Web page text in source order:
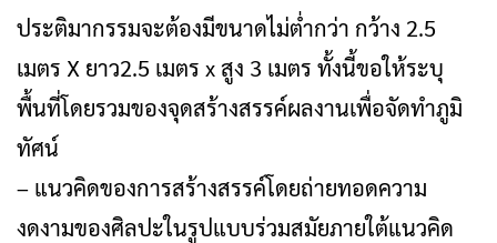
ประติมากรรมจะต้องมีขนาดไม่ต่ำกว่า กว้าง 2.5
เมตร X ยาว2.5 เมตร x สูง 3 เมตร ทั้งนี้ขอให้ระบุ
พื้นที่โดยรวมของจุดสร้างสรรค์ผลงานเพื่อจัดทำภูมิ
ทัศน์
– แนวคิดของการสร้างสรรค์โดยถ่ายทอดความ
งดงามของศิลปะในรูปแบบร่วมสมัยภายใต้แนวคิด